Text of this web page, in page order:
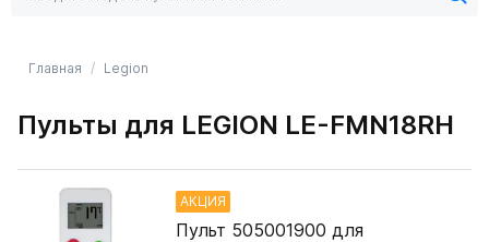
Главная Legion
Пульты для LEGION LE-FMN18RH
АКЦИЯ
Пульт 505001900 для